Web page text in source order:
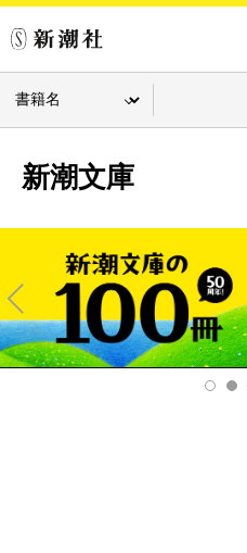
新潮文庫
Pre
v